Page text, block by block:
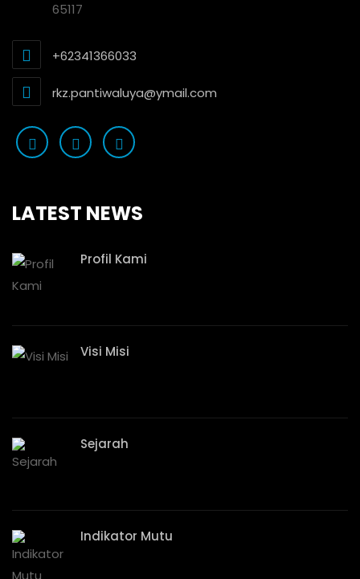
65117
+62341366033
rkz.pantiwaluya@ymail.com
LATEST NEWS
Profil Kami
Visi Misi
Sejarah
Indikator Mutu